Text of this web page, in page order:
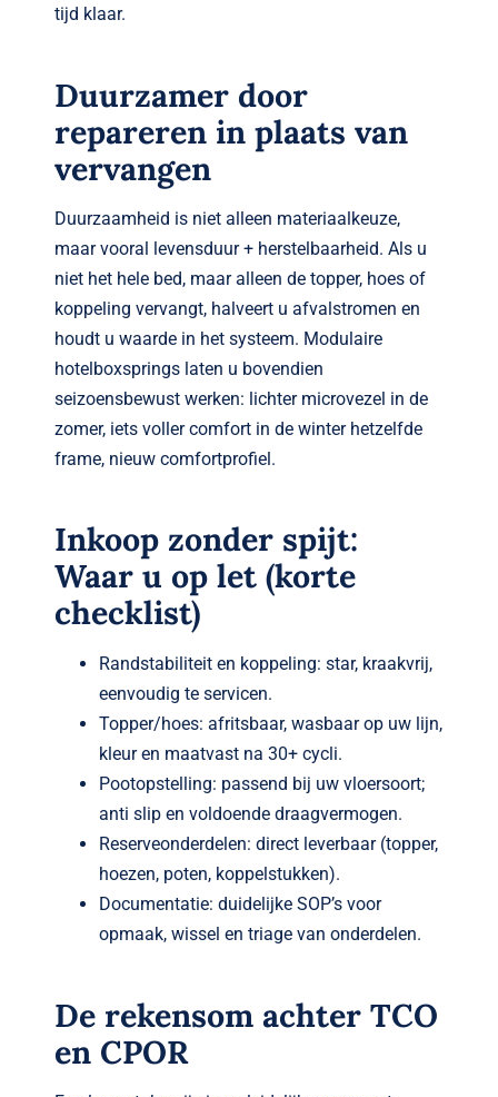
tijd klaar.
Duurzamer door
repareren in plaats van
vervangen
Duurzaamheid is niet alleen materiaalkeuze,
maar vooral levensduur + herstelbaarheid. Als u
niet het hele bed, maar alleen de topper, hoes of
koppeling vervangt, halveert u afvalstromen en
houdt u waarde in het systeem. Modulaire
hotelboxsprings laten u bovendien
seizoensbewust werken: lichter microvezel in de
zomer, iets voller comfort in de winter hetzelfde
frame, nieuw comfortprofiel.
Inkoop zonder spijt:
Waar u op let (korte
checklist)
Randstabiliteit en koppeling: star, kraakvrij,
eenvoudig te servicen.
Topper/hoes: afritsbaar, wasbaar op uw lijn,
kleur en maatvast na 30+ cycli.
Pootopstelling: passend bij uw vloersoort;
anti slip en voldoende draagvermogen.
Reserveonderdelen: direct leverbaar (topper,
hoezen, poten, koppelstukken).
Documentatie: duidelijke SOP’s voor
opmaak, wissel en triage van onderdelen.
De rekensom achter TCO
en CPOR